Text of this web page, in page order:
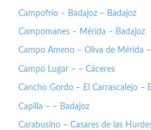
Campofrío – Badajoz – Badajoz
Campomanes – Mérida – Badajoz
Campo Ameno – Oliva de Mérida
Campo Lugar – – Cáceres
Cancho Gordo – El Carrascalejo –
Capilla – – Badajoz
Carabusino – Casares de las